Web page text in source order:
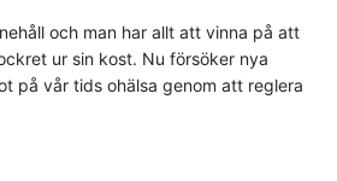
och man har allt att vinna på att
ur sin kost. Nu försöker nya
på vår tids ohälsa genom att reglera